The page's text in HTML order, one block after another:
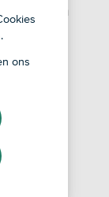
en
Je
ons